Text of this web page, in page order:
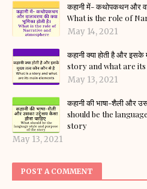
कहानी में- कथोपकथन और
What is the role of
May 14, 2021
कहानी क्या होती है और
story and what are
May 13, 2021
कहानी की भाषा-शैली और
should be the
story
May 13, 2021
POST A COMMENT